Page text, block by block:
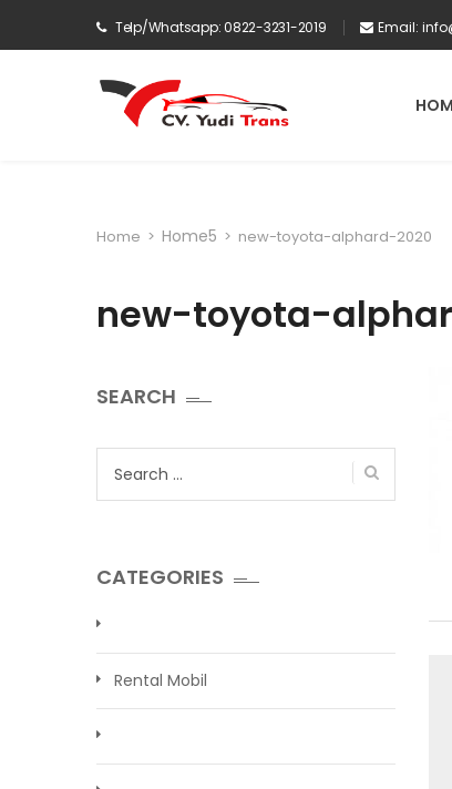
Telp/Whatsapp: 0822-3231-2019 Email:
Home > Home5 > new-toyota-alphard-2020
new-toyota-
SEARCH
CATEGORIES
Rental Mobil